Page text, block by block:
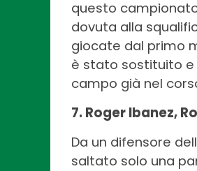
questo
dovuta alla
giocate dal primo
è stato sostituito e
campo già nel
7. Roger Ibanez,
Da un difensore
saltato solo una